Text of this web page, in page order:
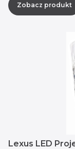
Zobacz produkt
Lexus LED